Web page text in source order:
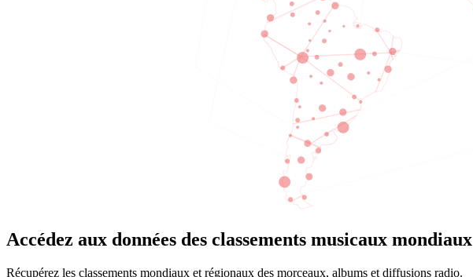
Accédez aux données des classements musicaux mondiaux
Récupérez les classements mondiaux et régionaux des morceaux, albums et diffusions radio.